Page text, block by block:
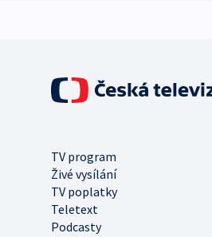
TV program
Živé vysílání
TV poplatky
Teletext
Podcasty